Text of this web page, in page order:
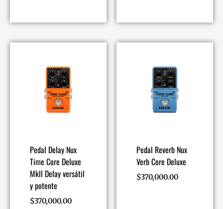
Pedal Delay Nux
Time Core Deluxe
Mkll Delay versátil
y potente
$370,000.00
Pedal Reverb Nux
Verb Core Deluxe
$370,000.00